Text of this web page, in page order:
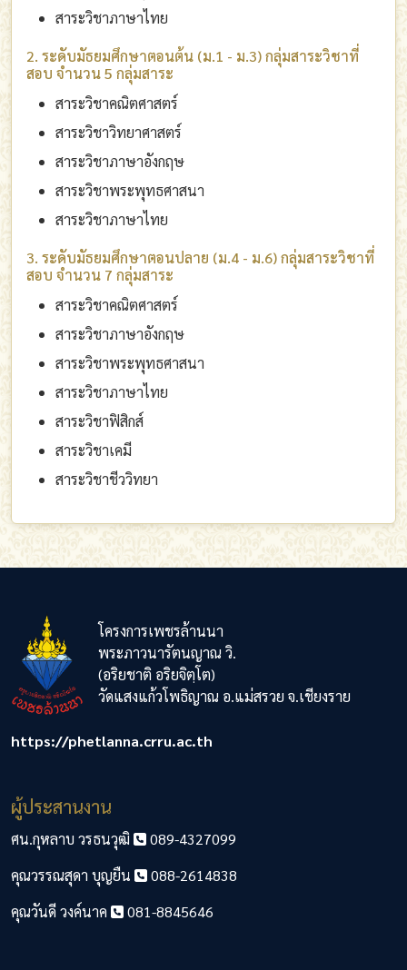
สาระวิชาภาษาไทย
2. ระดับมัธยมศึกษาตอนต้น (ม.1 - ม.3) กลุ่มสาระวิชาที่
สอบ จำนวน 5 กลุ่มสาระ
สาระวิชาคณิตศาสตร์
สาระวิชาวิทยาศาสตร์
สาระวิชาภาษาอังกฤษ
สาระวิชาพระพุทธศาสนา
สาระวิชาภาษาไทย
3. ระดับมัธยมศึกษาตอนปลาย (ม.4 - ม.6) กลุ่มสาระวิชาที่
สอบ จำนวน 7 กลุ่มสาระ
สาระวิชาคณิตศาสตร์
สาระวิชาภาษาอังกฤษ
สาระวิชาพระพุทธศาสนา
สาระวิชาภาษาไทย
สาระวิชาฟิสิกส์
สาระวิชาเคมี
สาระวิชาชีววิทยา
โครงการเพชรล้านนา
พระภาวนารัตนญาณ วิ.
(อริยชาติ อริยจิตฺโต)
วัดแสงแก้วโพธิญาณ อ.แม่สรวย จ.เชียงราย
https://phetlanna.crru.ac.th
ผู้ประสานงาน
ศน.กุหลาบ วรธนวุฒิ
089-4327099
คุณวรรณสุดา บุญยืน
088-2614838
คุณวันดี วงค์นาค
081-8845646